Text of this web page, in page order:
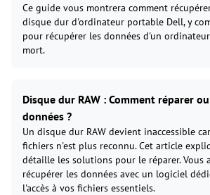
Ce guide vous montrera comment
disque dur d'ordinateur portable Dell, y
pour récupérer les données d'un
mort.
Disque dur RAW : Comment réparer
données ?
Un disque dur RAW devient inaccessible
fichiers n'est plus reconnu. Cet article
détaille les solutions pour le réparer. Vous
récupérer les données avec un logiciel
l'accès à vos fichiers essentiels.